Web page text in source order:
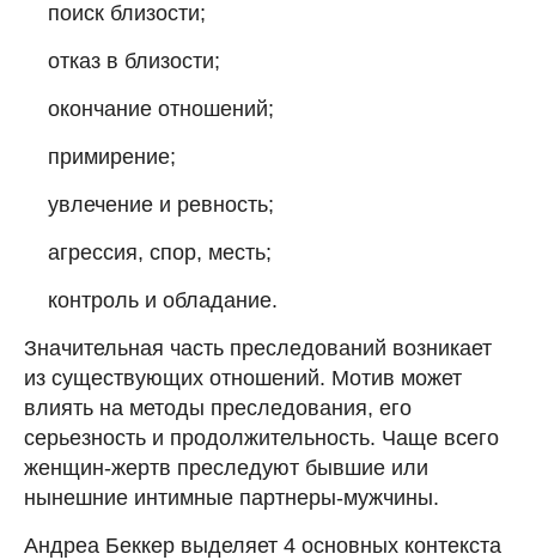
поиск близости;
отказ в близости;
окончание отношений;
примирение;
увлечение и ревность;
агрессия, спор, месть;
контроль и обладание.
Значительная часть преследований возникает
из существующих отношений. Мотив может
влиять на методы преследования, его
серьезность и продолжительность. Чаще всего
женщин-жертв преследуют бывшие или
нынешние интимные партнеры-мужчины.
Андреа Беккер выделяет 4 основных контекста